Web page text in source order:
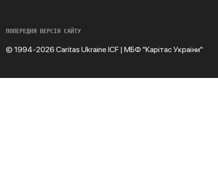
ПОПЕРЕДНЯ ВЕРСІЯ САЙТУ
© 1994-2026 Caritas Ukraine ICF | МБФ "Карітас України"